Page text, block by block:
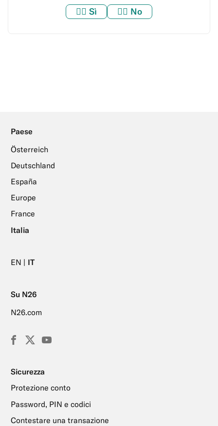
👍🏼Sì 👎🏼 No
Paese
Österreich
Deutschland
España
Europe
France
Italia
EN IT
Su N26
N26.com
Facebook
X
YouTube
Sicurezza
Protezione conto
Password, PIN e codici
Contestare una transazione